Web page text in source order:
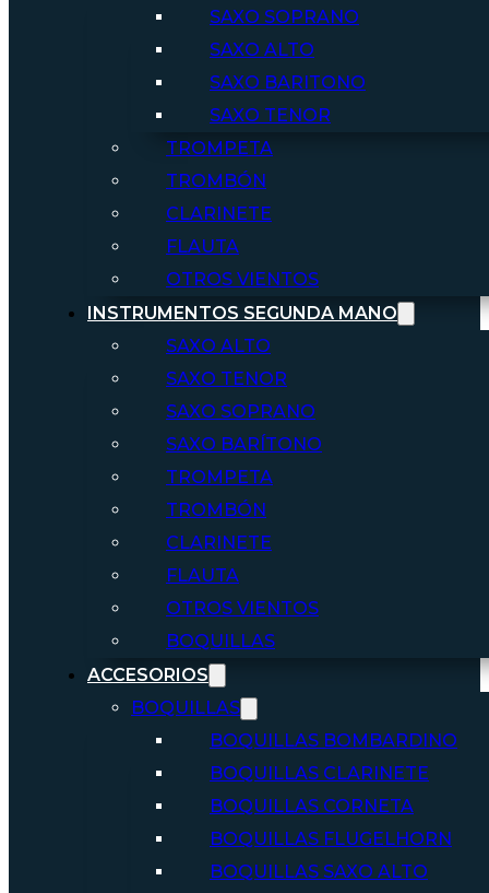
SAXO SOPRANO
SAXO ALTO
SAXO BARITONO
SAXO TENOR
TROMPETA
TROMBÓN
CLARINETE
FLAUTA
OTROS VIENTOS
INSTRUMENTOS SEGUNDA MANO
SAXO ALTO
SAXO TENOR
SAXO SOPRANO
SAXO BARÍTONO
TROMPETA
TROMBÓN
CLARINETE
FLAUTA
OTROS VIENTOS
BOQUILLAS
ACCESORIOS
BOQUILLAS
BOQUILLAS BOMBARDINO
BOQUILLAS CLARINETE
BOQUILLAS CORNETA
BOQUILLAS FLUGELHORN
BOQUILLAS SAXO ALTO